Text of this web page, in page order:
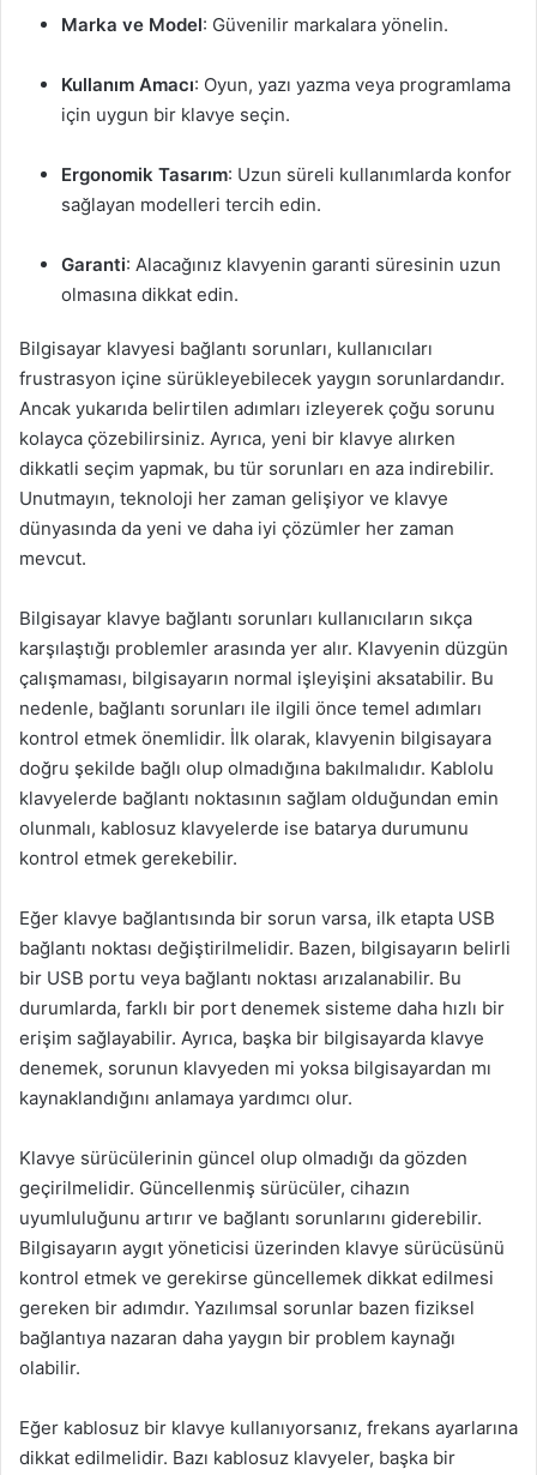
Marka ve Model: Güvenilir markalara yönelin.
Kullanım Amacı: Oyun, yazı yazma veya programlama
için uygun bir klavye seçin.
Ergonomik Tasarım: Uzun süreli kullanımlarda konfor
sağlayan modelleri tercih edin.
Garanti: Alacağınız klavyenin garanti süresinin uzun
olmasına dikkat edin.
Bilgisayar klavyesi bağlantı sorunları, kullanıcıları
frustrasyon içine sürükleyebilecek yaygın sorunlardandır.
Ancak yukarıda belirtilen adımları izleyerek çoğu sorunu
kolayca çözebilirsiniz. Ayrıca, yeni bir klavye alırken
dikkatli seçim yapmak, bu tür sorunları en aza indirebilir.
Unutmayın, teknoloji her zaman gelişiyor ve klavye
dünyasında da yeni ve daha iyi çözümler her zaman
mevcut.
Bilgisayar klavye bağlantı sorunları kullanıcıların sıkça
karşılaştığı problemler arasında yer alır. Klavyenin düzgün
çalışmaması, bilgisayarın normal işleyişini aksatabilir. Bu
nedenle, bağlantı sorunları ile ilgili önce temel adımları
kontrol etmek önemlidir. İlk olarak, klavyenin bilgisayara
doğru şekilde bağlı olup olmadığına bakılmalıdır. Kablolu
klavyelerde bağlantı noktasının sağlam olduğundan emin
olunmalı, kablosuz klavyelerde ise batarya durumunu
kontrol etmek gerekebilir.
Eğer klavye bağlantısında bir sorun varsa, ilk etapta USB
bağlantı noktası değiştirilmelidir. Bazen, bilgisayarın belirli
bir USB portu veya bağlantı noktası arızalanabilir. Bu
durumlarda, farklı bir port denemek sisteme daha hızlı bir
erişim sağlayabilir. Ayrıca, başka bir bilgisayarda klavye
denemek, sorunun klavyeden mi yoksa bilgisayardan mı
kaynaklandığını anlamaya yardımcı olur.
Klavye sürücülerinin güncel olup olmadığı da gözden
geçirilmelidir. Güncellenmiş sürücüler, cihazın
uyumluluğunu artırır ve bağlantı sorunlarını giderebilir.
Bilgisayarın aygıt yöneticisi üzerinden klavye sürücüsünü
kontrol etmek ve gerekirse güncellemek dikkat edilmesi
gereken bir adımdır. Yazılımsal sorunlar bazen fiziksel
bağlantıya nazaran daha yaygın bir problem kaynağı
olabilir.
Eğer kablosuz bir klavye kullanıyorsanız, frekans ayarlarına
dikkat edilmelidir. Bazı kablosuz klavyeler, başka bir